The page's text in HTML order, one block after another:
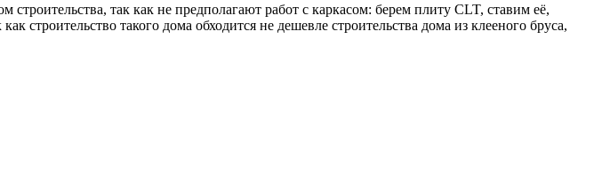
так как не предполагают работ с каркасом: берем плиту CLT, ставим её,
строительство такого дома обходится не дешевле строительства дома из клееного бруса,